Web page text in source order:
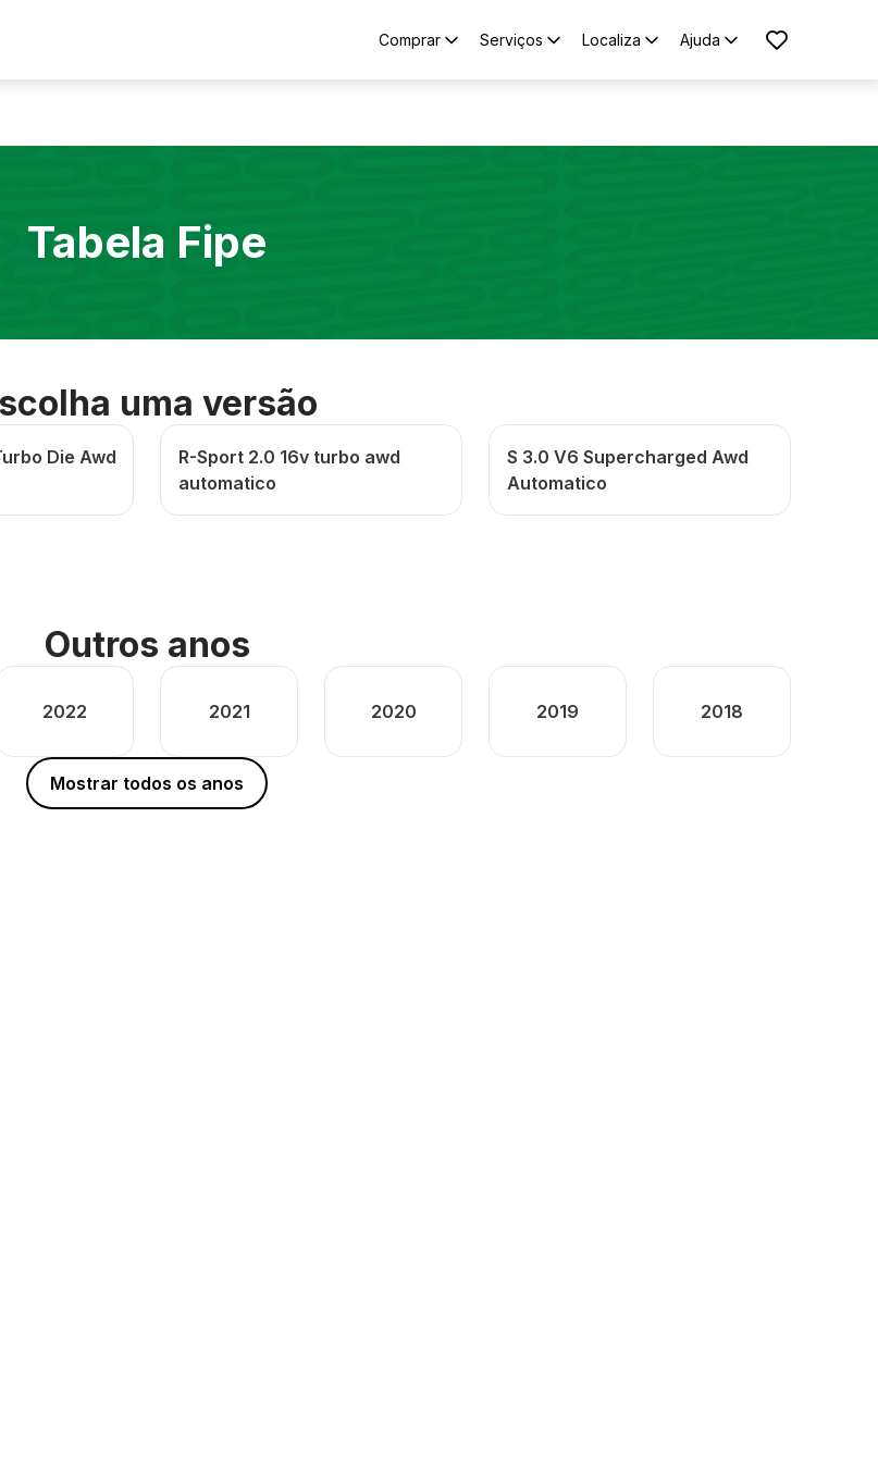
Comprar Serviços Localiza Ajuda
Tabela Fipe
uma versão
Die Awd
R-Sport 2.0 16v turbo awd
automatico
S 3.0 V6 Supercharged Awd
Automatico
Outros anos
2022 2021 2020 2019 2018
Mostrar todos os anos